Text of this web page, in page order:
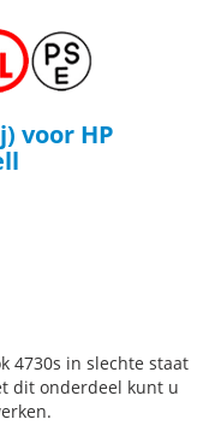
voor HP
4730s in slechte staat
dit onderdeel kunt u